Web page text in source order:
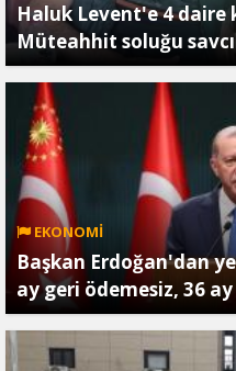
Haluk Levent'e 4 daire
Müteahhit soluğu
EKONOMİ
Başkan Erdoğan'dan
ay geri ödemesiz, 36